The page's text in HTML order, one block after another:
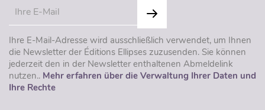
Ihre E-Mail-Adresse wird ausschließlich verwendet, um Ihnen
die Newsletter der Éditions Ellipses zuzusenden. Sie können
jederzeit den in der Newsletter enthaltenen Abmeldelink
nutzen.. Mehr erfahren über die Verwaltung Ihrer Daten und
Ihre Rechte